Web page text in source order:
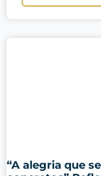
“A alegria que